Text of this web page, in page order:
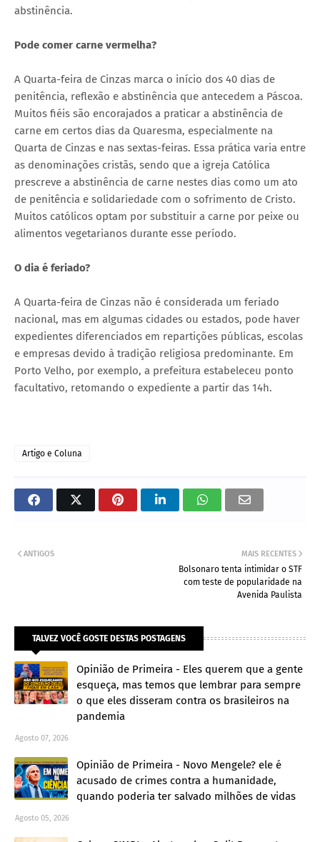
abstinência.
Pode comer carne vermelha?
A Quarta-feira de Cinzas marca o início dos 40 dias de
penitência, reflexão e abstinência que antecedem a Páscoa.
Muitos fiéis são encorajados a praticar a abstinência de
carne em certos dias da Quaresma, especialmente na
Quarta de Cinzas e nas sextas-feiras. Essa prática varia entre
as denominações cristãs, sendo que a igreja Católica
prescreve a abstinência de carne nestes dias como um ato
de penitência e solidariedade com o sofrimento de Cristo.
Muitos católicos optam por substituir a carne por peixe ou
alimentos vegetarianos durante esse período.
O dia é feriado?
A Quarta-feira de Cinzas não é considerada um feriado
nacional, mas em algumas cidades ou estados, pode haver
expedientes diferenciados em repartições públicas, escolas
e empresas devido à tradição religiosa predominante. Em
Porto Velho, por exemplo, a prefeitura estabeleceu ponto
facultativo, retomando o expediente a partir das 14h.
Artigo e Coluna
MAIS RECENTES
Bolsonaro tenta intimidar o STF
com teste de popularidade na
Avenida Paulista
ANTIGOS
TALVEZ VOCÊ GOSTE DESTAS POSTAGENS
Opinião de Primeira - Eles querem que a gente
esqueça, mas temos que lembrar para sempre
o que eles disseram contra os brasileiros na
pandemia
Agosto 07, 2026
Opinião de Primeira - Novo Mengele? ele é
acusado de crimes contra a humanidade,
quando poderia ter salvado milhões de vidas
Agosto 05, 2026